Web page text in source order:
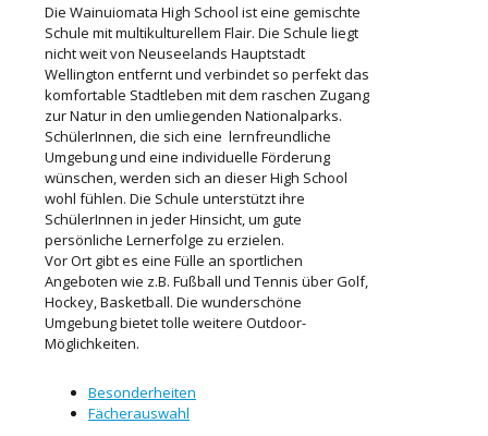
Die Wainuiomata High School ist eine gemischte
Schule mit multikulturellem Flair. Die Schule liegt
nicht weit von Neuseelands Hauptstadt
Wellington entfernt und verbindet so perfekt das
komfortable Stadtleben mit dem raschen Zugang
zur Natur in den umliegenden Nationalparks.
SchülerInnen, die sich eine lernfreundliche
Umgebung und eine individuelle Förderung
wünschen, werden sich an dieser High School
wohl fühlen. Die Schule unterstützt ihre
SchülerInnen in jeder Hinsicht, um gute
persönliche Lernerfolge zu erzielen.
Vor Ort gibt es eine Fülle an sportlichen
Angeboten wie z.B. Fußball und Tennis über Golf,
Hockey, Basketball. Die wunderschöne
Umgebung bietet tolle weitere Outdoor-
Möglichkeiten.
Besonderheiten
Fächerauswahl